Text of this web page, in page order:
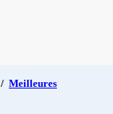
/ Meilleures